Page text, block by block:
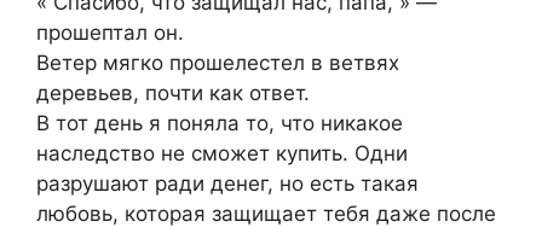
прошептал он.
Ветер мягко прошелестел в ветвях
деревьев, почти как ответ.
В тот день я поняла то, что никакое
наследство не сможет купить. Одни
разрушают ради денег, но есть такая
любовь, которая защищает тебя даже после